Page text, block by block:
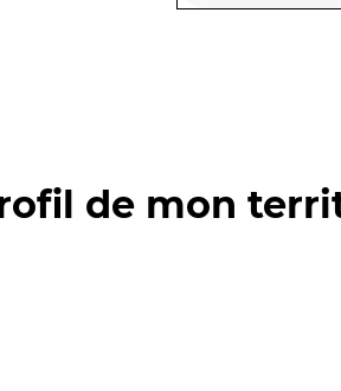
de mon